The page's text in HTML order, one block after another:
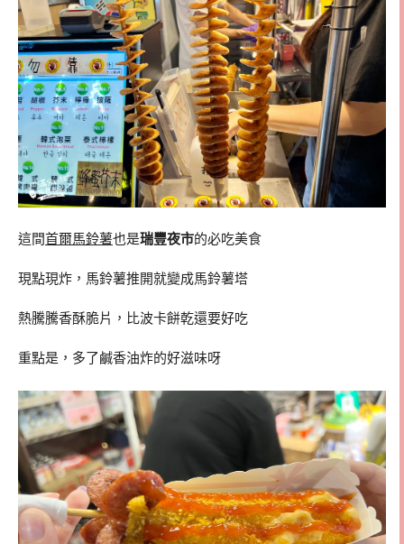
這間首爾馬鈴薯也是瑞豐夜市的必吃美食
現點現炸，馬鈴薯推開就變成馬鈴薯塔
熱騰騰香酥脆片，比波卡餅乾還要好吃
重點是，多了鹹香油炸的好滋味呀